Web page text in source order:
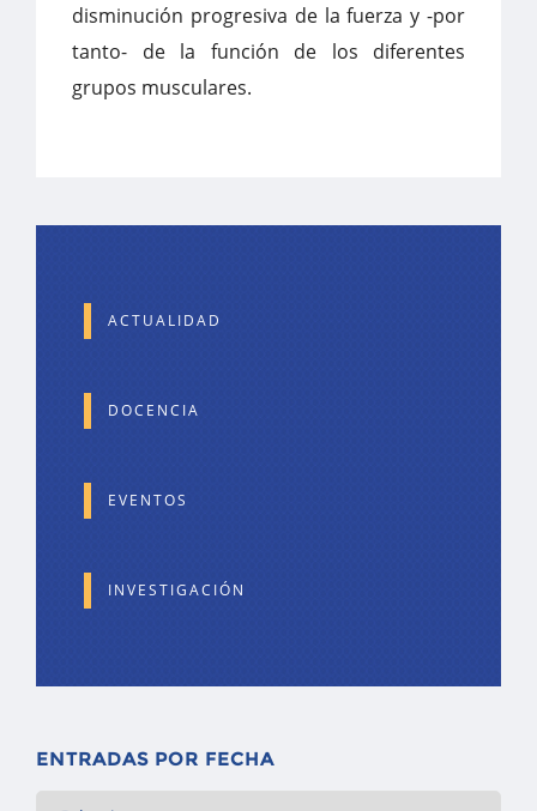
disminución progresiva de la fuerza y -por
tanto- de la función de los diferentes
grupos musculares.
ACTUALIDAD
DOCENCIA
EVENTOS
INVESTIGACIÓN
ENTRADAS POR FECHA